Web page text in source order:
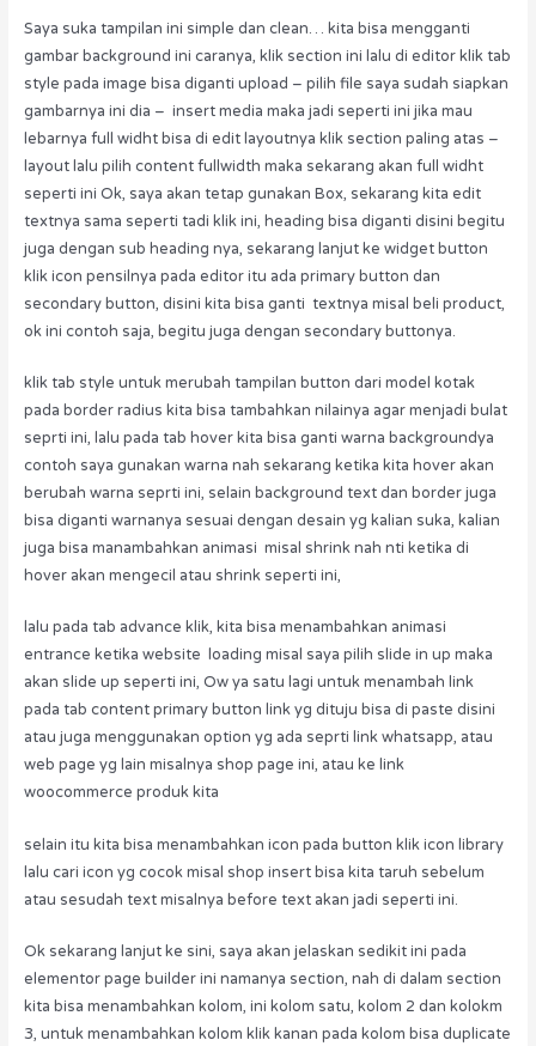
Saya suka tampilan ini simple dan clean… kita bisa mengganti
gambar background ini caranya, klik section ini lalu di editor klik tab
style pada image bisa diganti upload – pilih file saya sudah siapkan
gambarnya ini dia – insert media maka jadi seperti ini jika mau
lebarnya full widht bisa di edit layoutnya klik section paling atas –
layout lalu pilih content fullwidth maka sekarang akan full widht
seperti ini Ok, saya akan tetap gunakan Box, sekarang kita edit
textnya sama seperti tadi klik ini, heading bisa diganti disini begitu
juga dengan sub heading nya, sekarang lanjut ke widget button
klik icon pensilnya pada editor itu ada primary button dan
secondary button, disini kita bisa ganti textnya misal beli product,
ok ini contoh saja, begitu juga dengan secondary buttonya.
klik tab style untuk merubah tampilan button dari model kotak
pada border radius kita bisa tambahkan nilainya agar menjadi bulat
seprti ini, lalu pada tab hover kita bisa ganti warna backgroundya
contoh saya gunakan warna nah sekarang ketika kita hover akan
berubah warna seprti ini, selain background text dan border juga
bisa diganti warnanya sesuai dengan desain yg kalian suka, kalian
juga bisa manambahkan animasi misal shrink nah nti ketika di
hover akan mengecil atau shrink seperti ini,
lalu pada tab advance klik, kita bisa menambahkan animasi
entrance ketika website loading misal saya pilih slide in up maka
akan slide up seperti ini, Ow ya satu lagi untuk menambah link
pada tab content primary button link yg dituju bisa di paste disini
atau juga menggunakan option yg ada seprti link whatsapp, atau
web page yg lain misalnya shop page ini, atau ke link
woocommerce produk kita
selain itu kita bisa menambahkan icon pada button klik icon library
lalu cari icon yg cocok misal shop insert bisa kita taruh sebelum
atau sesudah text misalnya before text akan jadi seperti ini.
Ok sekarang lanjut ke sini, saya akan jelaskan sedikit ini pada
elementor page builder ini namanya section, nah di dalam section
kita bisa menambahkan kolom, ini kolom satu, kolom 2 dan kolokm
3, untuk menambahkan kolom klik kanan pada kolom bisa duplicate